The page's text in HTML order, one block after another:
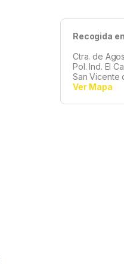
Recogida
Ctra. de
Pol. Ind. El
San Vicente
Ver Mapa